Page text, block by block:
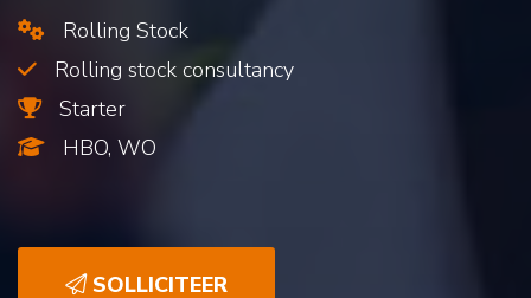
Rolling Stock
Rolling stock consultancy
Starter
HBO, WO
SOLLICITEER